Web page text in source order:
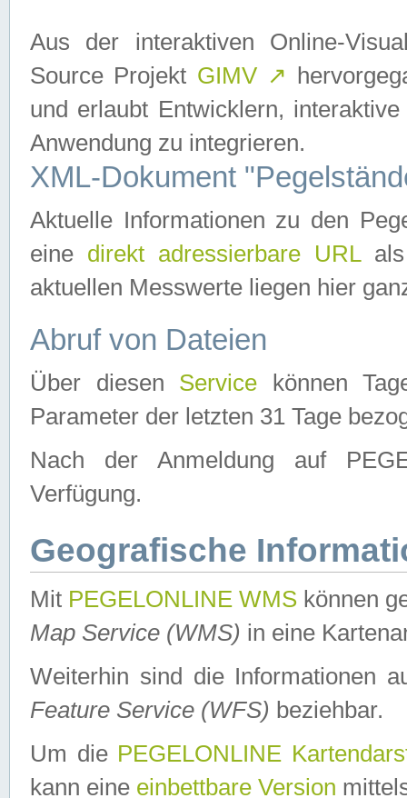
Aus der interaktiven Online-
Source Projekt GIMV ↗
und erlaubt Entwicklern,
Anwendung zu integrieren.
XML-Dokument
Aktuelle Informationen zu den
eine direkt adressierbare URLals
aktuellen Messwerte liegen hier
Abruf von Dateien
Über diesen Service können
Parameter der letzten 31 Tage
Nach der Anmeldung auf
Verfügung.
Geografische
Mit PEGELONLINE WMS können
Map Service (WMS) in eine
Weiterhin sind die Informationen
Feature Service (WFS) beziehbar.
Um die PEGELONLINE
kann eine einbettbare Version